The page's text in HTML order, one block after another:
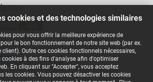
cookies et des technologies similaires
pour vous offrir la meilleure expérience de
le bon fonctionnement de notre site web (par ex.
Outre ces cookies fonctionnels nécessaires,
à des fins d'analyse afin d'optimiser
En cliquant sur "Accepter", vous acceptez
les cookies. Vous pouvez désactiver les cookies